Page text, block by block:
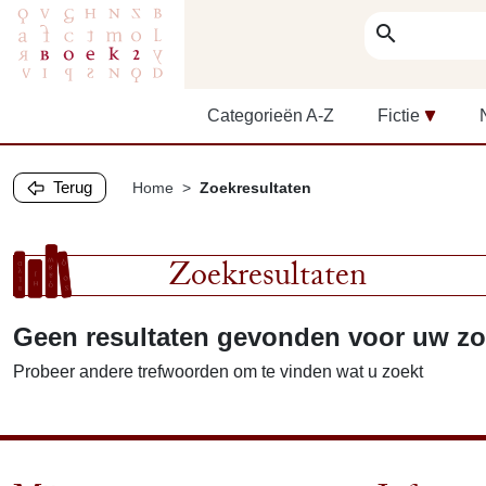
search
Categorieën A-Z Fictie
Terug Home Zoekresultaten
Zoekresultaten
Geen resultaten gevonden voor uw
Probeer andere trefwoorden om te vinden wat u zoekt